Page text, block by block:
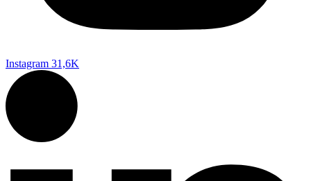
Instagram 31,6K